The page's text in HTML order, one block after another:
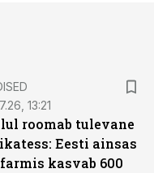
13:21
roomab tulevane
Eesti ainsas
kasvab 600